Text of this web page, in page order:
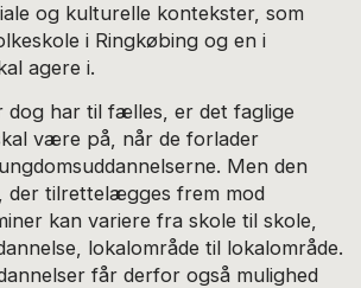
og kulturelle kontekster, som
i Ringkøbing og en i
agere i.
dog har til fælles, er det faglige
være på, når de forlader
Men den
der tilrettelægges frem mod
kan variere fra skole til skole,
lokalområde til lokalområde.
får derfor også mulighed